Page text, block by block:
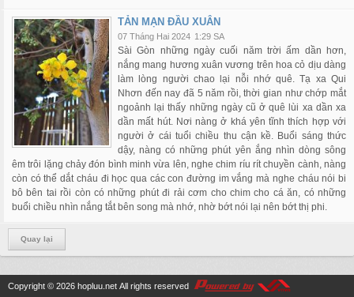
TẢN MẠN ĐẦU XUÂN
07 Tháng Hai 2024 1:29 SA
Sài Gòn những ngày cuối năm trời ấm dần hơn,
nắng mang hương xuân vương trên hoa cỏ dịu dàng
làm lòng người chao lại nỗi nhớ quê. Tạ xa Qui
Nhơn đến nay đã 5 năm rồi, thời gian như chớp mắt
ngoảnh lại thấy những ngày cũ ở quê lùi xa dần xa
dần mất hút. Nơi nàng ở khá yên tĩnh thích hợp với
người ở cái tuổi chiều thu cận kề. Buổi sáng thức
dậy, nàng có những phút yên ắng nhìn dòng sông
êm trôi lặng chảy đón bình minh vừa lên, nghe chim ríu rít chuyền cành, nàng
còn có thể dắt cháu đi học qua các con đường im vắng mà nghe cháu nói bi
bô bên tai rồi còn có những phút đi rải cơm cho chim cho cá ăn, có những
buổi chiều nhìn nắng tắt bên song mà nhớ, nhờ bớt nói lại nên bớt thị phi.
Quay lại
Copyright © 2026 hopluu.net All rights reserved